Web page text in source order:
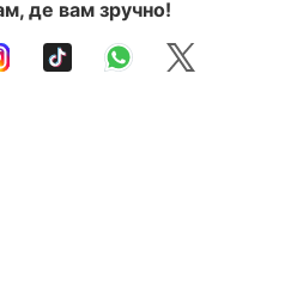
де вам зручно!